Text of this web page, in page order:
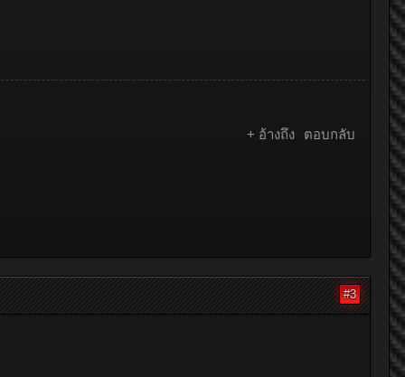
+ อ้างถึง ตอบกลับ
#3